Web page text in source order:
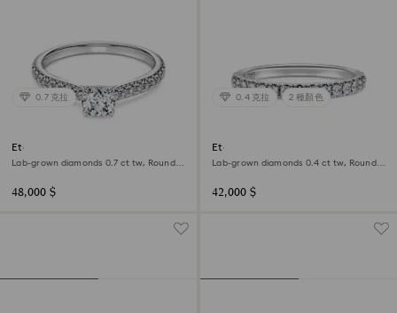
0.7 克拉
Eternity solitaire ring
Lab-grown diamonds 0.7 ct tw, Round
48,000 $
0.4 克拉 2 種顏色
Eternity band ring
Lab-grown diamonds 0.4 ct tw, Round
42,000 $